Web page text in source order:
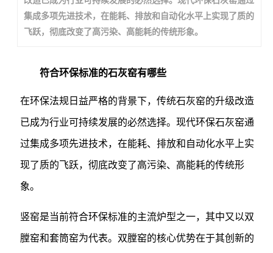
集成多项先进技术，在能耗、排放和自动化水平上实现了质的
飞跃，彻底改变了高污染、高能耗的传统形象。
符合环保标准的石灰窑有哪些
在环保法规日益严格的背景下，传统石灰窑的升级改造
已成为行业可持续发展的必然选择。现代环保石灰窑通
过集成多项先进技术，在能耗、排放和自动化水平上实
现了质的飞跃，彻底改变了高污染、高能耗的传统形
象。
竖窑是当前符合环保标准的主流炉型之一，其中又以双
膛窑和套筒窑为代表。双膛窑的核心优势在于其创新的